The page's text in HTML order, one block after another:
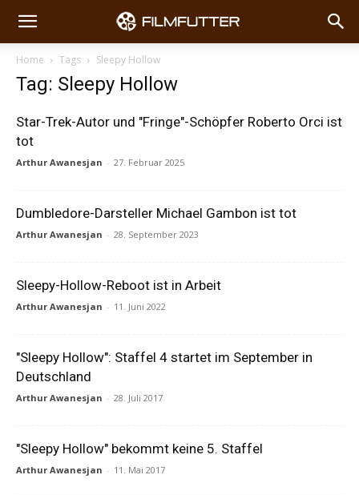
Home Tags Sleepy Hollow
Tag: Sleepy Hollow
Star-Trek-Autor und "Fringe"-Schöpfer Roberto Orci ist
tot
Arthur Awanesjan - 27. Februar 2025
Dumbledore-Darsteller Michael Gambon ist tot
Arthur Awanesjan - 28. September 2023
Sleepy-Hollow-Reboot ist in Arbeit
Arthur Awanesjan - 11. Juni 2022
"Sleepy Hollow": Staffel 4 startet im September in
Deutschland
Arthur Awanesjan - 28. Juli 2017
"Sleepy Hollow" bekommt keine 5. Staffel
Arthur Awanesjan - 11. Mai 2017